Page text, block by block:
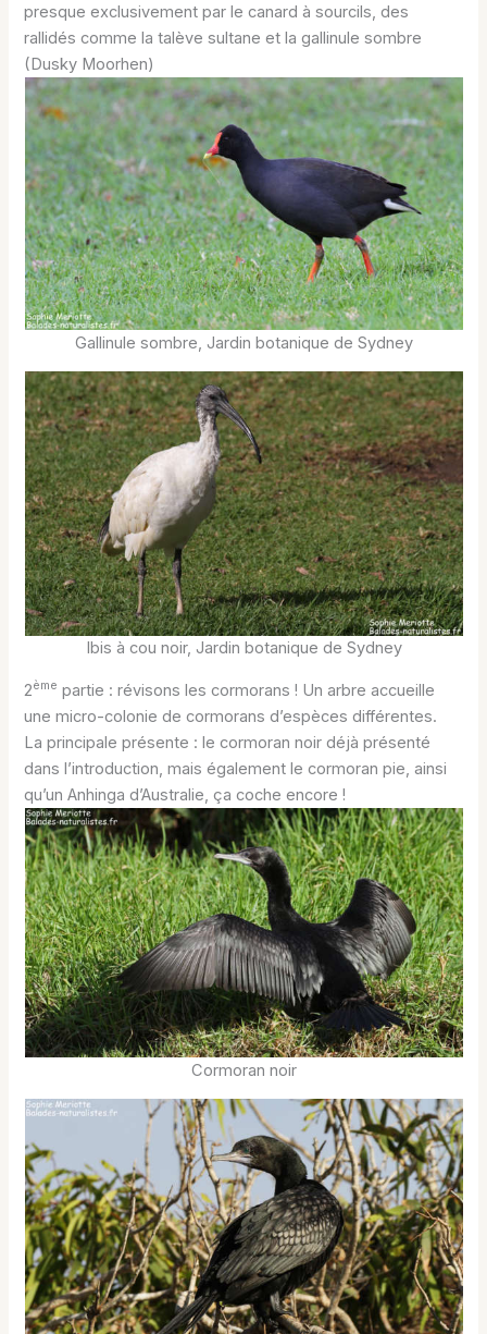
presque exclusivement par le canard à sourcils, des
rallidés comme la talève sultane et la gallinule sombre
(Dusky Moorhen)
Gallinule sombre, Jardin botanique de Sydney
Ibis à cou noir, Jardin botanique de Sydney
2ème partie : révisons les cormorans ! Un arbre accueille
une micro-colonie de cormorans d’espèces différentes.
La principale présente : le cormoran noir déjà présenté
dans l’introduction, mais également le cormoran pie, ainsi
qu’un Anhinga d’Australie, ça coche encore !
Cormoran noir